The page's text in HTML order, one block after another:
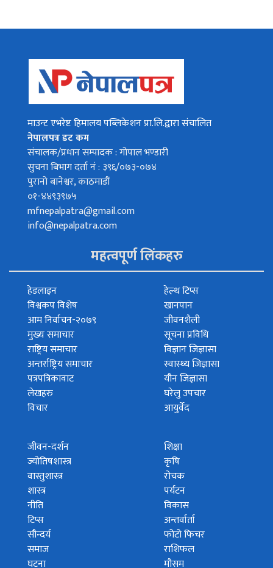
माउन्ट एभरेष्ट हिमालय पब्लिकेशन प्रा.लि.द्वारा संचालित
नेपालपत्र डट कम
संचालक/प्रधान सम्पादक : गोपाल भण्डारी
सुचना बिभाग दर्ता नं : ३९६/०७३-०७४
पुरानो बानेश्वर, काठमाडौं
०१-४४९३९७५
mfnepalpatra@gmail.com
info@nepalpatra.com
महत्वपूर्ण लिंकहरु
हेडलाइन
विश्वकप विशेष
आम निर्वाचन-२०७९
मुख्य समाचार
राष्ट्रिय समाचार
अन्तर्राष्ट्रिय समाचार
पत्रपत्रिकावाट
लेखहरु
विचार
हेल्थ टिप्स
खानपान
जीवनशैली
सूचना प्रविधि
विज्ञान जिज्ञासा
स्वास्थ्य जिज्ञासा
यौन जिज्ञासा
घरेलु उपचार
आयुर्वेद
जीवन-दर्शन
ज्योतिषशास्त्र
वास्तुशास्त्र
शास्त्र
नीति
टिप्स
सौन्दर्य
समाज
घटना
शिक्षा
कृषि
रोचक
पर्यटन
विकास
अन्तर्वार्ता
फोटो फिचर
राशिफल
मौसम